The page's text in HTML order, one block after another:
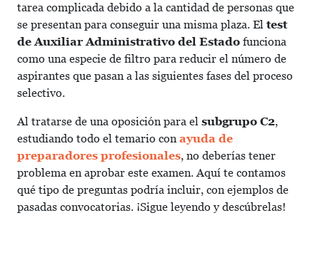
tarea complicada debido a la cantidad de personas que
se presentan para conseguir una misma plaza. El test
de Auxiliar Administrativo del Estado funciona
como una especie de filtro para reducir el número de
aspirantes que pasan a las siguientes fases del proceso
selectivo.
Al tratarse de una oposición para el subgrupo C2,
estudiando todo el temario con ayuda de
preparadores profesionales, no deberías tener
problema en aprobar este examen. Aquí te contamos
qué tipo de preguntas podría incluir, con ejemplos de
pasadas convocatorias. ¡Sigue leyendo y descúbrelas!